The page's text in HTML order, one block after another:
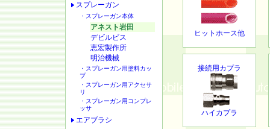
ヒットホース他
接続用カプラ
ハイカプラ
スプレーガン
・スプレーガン本体
アネスト岩田
デビルビス
恵宏製作所
明治機械
・スプレーガン用塗料カッ
プ
・スプレーガン用アクセサ
リ
・スプレーガン用コンプレ
ッサ
エアブラシ